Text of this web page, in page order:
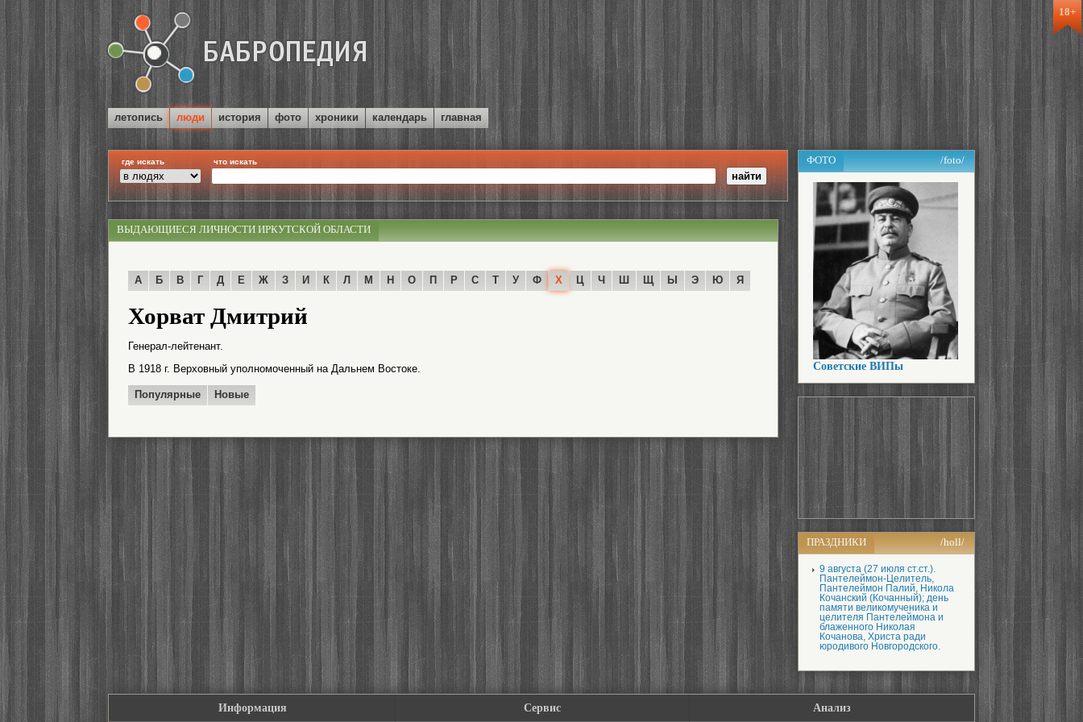
18+
летопись люди история фото хроники календарь главная
где искать что искать ФОТО /foto/
Советские ВИПы
ПРАЗДНИКИ /holl/
9 августа (27 июля ст.ст.).
Пантелеймон-Целитель,
Пантелеймон Палий, Никола
Кочанский (Кочанный); день
памяти великомученика и
целителя Пантелеймона и
блаженного Николая
Кочанова, Христа ради
юродивого Новгородского.
ВЫДАЮЩИЕСЯ ЛИЧНОСТИ ИРКУТСКОЙ ОБЛАСТИ
А Б В Г Д Е Ж З И К Л М Н О П Р С Т У Ф Х Ц Ч Ш Щ Ы Э Ю Я
Хорват Дмитрий
Генерал-лейтенант.
В 1918 г. Верховный уполномоченный на Дальнем Востоке.
Популярные Новые
Информация Сервис Анализ